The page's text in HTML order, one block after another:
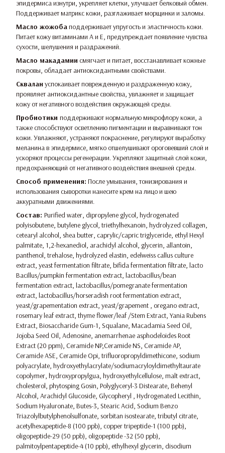
эпидермиса изнутри, укрепляет клетки, улучшает белковый обмен.
Поддерживает матрикс кожи, разглаживает морщинки и заломы.
Масло жожобаподдерживает упругость и эластичность кожи.
Питает кожу витаминами А и Е, предупреждает появление чувства
сухости, шелушения и раздражений.
Масло макадамии смягчает и питает, восстанавливает кожные
покровы, обладает антиоксидантными свойствами.
Сквалан успокаивает поврежденную и раздраженную кожу,
проявляет антиоксидантные свойства, увлажняет и защищает
кожу от негативного воздействия окружающей среды.
Пробиотики поддерживают нормальную микрофлору кожи, а
также способствуют осветлению пигментации и выравнивают тон
кожи. Увлажняют, устраняют покраснение, регулируют выработку
меланина в эпидермисе, мягко отшелушивают ороговевший слой и
ускоряют процессы регенерации. Укрепляют защитный слой кожи,
предохраняющий от негативного воздействия внешней среды.
Способ применения: После умывания, тонизирования и
использования сыворотки нанесите крем на лицо и шею
аккуратными движениями.
Состав: Purified water, dipropylene glycol, hydrogenated
polyisobutene, butylene glycol, triethylhexanoin, hydrolyzed collagen,
cetearyl alcohol, shea butter, caprylic/capric triglyceride, ethyl Hexyl
palmitate, 1,2-hexanediol, arachidyl alcohol, glycerin, allantoin,
panthenol, trehalose, hydrolyzed elastin, edelweiss callus culture
extract, yeast fermentation filtrate, bifida fermentation filtrate, lacto
Bacillus/pumpkin fermentation extract, lactobacillus/bean
fermentation extract, lactobacillus/pomegranate fermentation
extract, lactobacillus/horseradish root fermentation extract,
yeast/grapementation extract, yeast/grapement , oregano extract,
rosemary leaf extract, thyme flower/leaf /Stem Extract, Yania Rubens
Extract, Biosaccharide Gum-1, Squalane, Macadamia Seed Oil,
Jojoba Seed Oil, Adenosine, anemarrhenae asphodeloides Root
Extract (20 ppm), Ceramide NP,Ceramide NS, Ceramide AP,
Ceramide ASE, Ceramide Opi, trifluoropropyldimethicone, sodium
polyacrylate, hydroxyethylacrylate/sodiumacryloyldimethyltaurate
copolymer, hydroxypropylgua, hydroxyethylcellulose, malt extract,
cholesterol, phytosping Gosin, Polyglyceryl-3 Distearate, Behenyl
Alcohol, Arachidyl Glucoside, Glycopheryl , Hydrogenated Lecithin,
Sodium Hyaluronate, Butes-3, Stearic Acid, Sodium Benzo
Triazolylbutylphenolsulfonate, sorbitan isostearate, tributyl citrate,
acetylhexapeptide-8 (100 ppb), copper tripeptide-1 (100 ppb),
oligopeptide-29 (50 ppb), oligopeptide -32 (50 ppb),
palmitoylpentapeptide-4 (10 ppb), ethylhexyl glycerin, disodium